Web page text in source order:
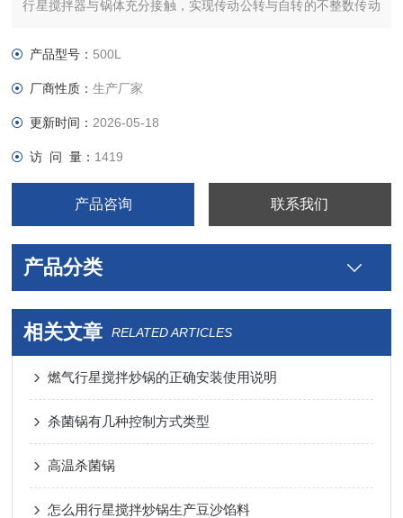
行星搅拌器与锅体充分接触，实现传动公转与自转的不整数传动
产品型号： 500L
厂商性质：生产厂家
更新时间： 2026-05-18
访 问 量： 1419
产品咨询 联系我们
产品分类
相关文章 RELATED ARTICLES
燃气行星搅拌炒锅的正确安装使用说明
杀菌锅有几种控制方式类型
高温杀菌锅
怎么用行星搅拌炒锅生产豆沙馅料